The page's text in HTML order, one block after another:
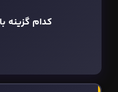
کدام گزینه